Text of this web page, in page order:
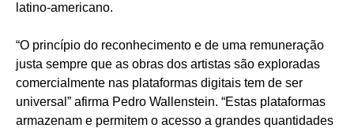
latino-americano.
“O princípio do reconhecimento e de uma remuneração
justa sempre que as obras dos artistas são exploradas
comercialmente nas plataformas digitais tem de ser
universal” afirma Pedro Wallenstein. “Estas plataformas
armazenam e permitem o acesso a grandes quantidades